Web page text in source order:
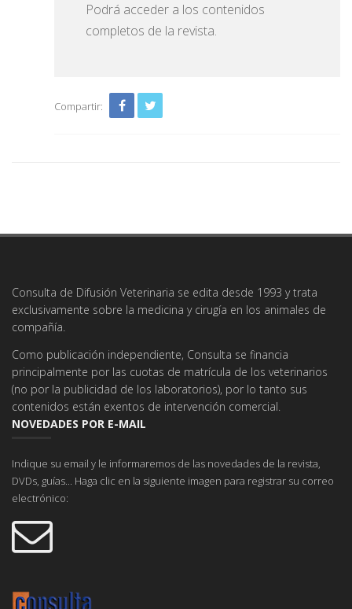
Podrá acceder a los contenidos
completos de la revista.
Compartir:
Consulta de Difusión Veterinaria se edita desde 1993 y trata
exclusivamente sobre la medicina y cirugía en los animales de
compañía.
Como publicación independiente, Consulta se financia
principalmente por las cuotas de matrícula de los veterinarios
(no por la publicidad de los laboratorios), por lo tanto sus
contenidos están exentos de intervención comercial.
NOVEDADES POR E-MAIL
Indique su email y le informaremos de las novedades de la revista,
DVDs, guías... Haga clic en la siguiente imagen para registrar su correo
electrónico: